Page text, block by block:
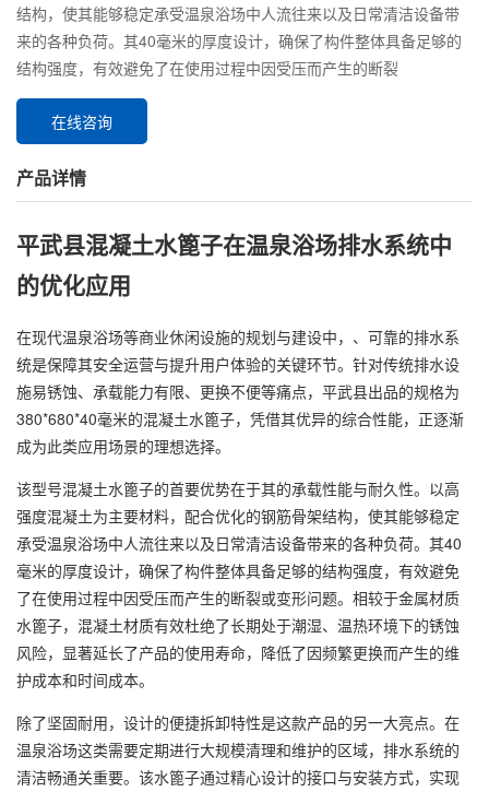
结构，使其能够稳定承受温泉浴场中人流往来以及日常清洁设备带
来的各种负荷。其40毫米的厚度设计，确保了构件整体具备足够的
结构强度，有效避免了在使用过程中因受压而产生的断裂
在线咨询
产品详情
平武县混凝土水篦子在温泉浴场排水系统中
的优化应用
在现代温泉浴场等商业休闲设施的规划与建设中，、可靠的排水系
统是保障其安全运营与提升用户体验的关键环节。针对传统排水设
施易锈蚀、承载能力有限、更换不便等痛点，平武县出品的规格为
380*680*40毫米的混凝土水篦子，凭借其优异的综合性能，正逐渐
成为此类应用场景的理想选择。
该型号混凝土水篦子的首要优势在于其的承载性能与耐久性。以高
强度混凝土为主要材料，配合优化的钢筋骨架结构，使其能够稳定
承受温泉浴场中人流往来以及日常清洁设备带来的各种负荷。其40
毫米的厚度设计，确保了构件整体具备足够的结构强度，有效避免
了在使用过程中因受压而产生的断裂或变形问题。相较于金属材质
水篦子，混凝土材质有效杜绝了长期处于潮湿、温热环境下的锈蚀
风险，显著延长了产品的使用寿命，降低了因频繁更换而产生的维
护成本和时间成本。
除了坚固耐用，设计的便捷拆卸特性是这款产品的另一大亮点。在
温泉浴场这类需要定期进行大规模清理和维护的区域，排水系统的
清洁畅通关重要。该水篦子通过精心设计的接口与安装方式，实现